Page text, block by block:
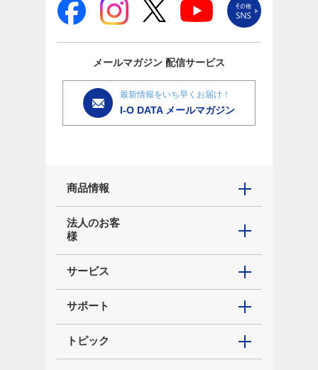
メールマガジン 配信サービス
最新情報をいち早くお届け！
I-O DATA メールマガジン
商品情報
法人のお客
様
サービス
サポート
トピック